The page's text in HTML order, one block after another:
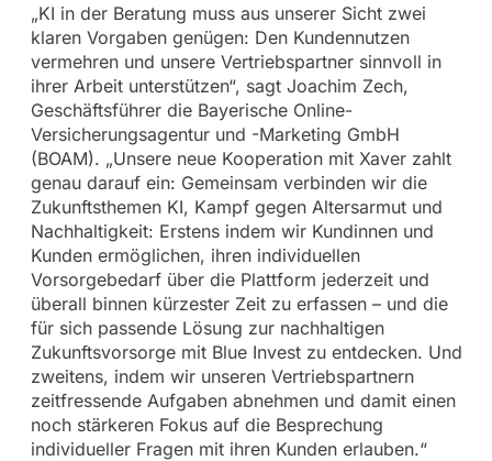
„KI in der Beratung muss aus unserer Sicht zwei
klaren Vorgaben genügen: Den Kundennutzen
vermehren und unsere Vertriebspartner sinnvoll in
ihrer Arbeit unterstützen“, sagt Joachim Zech,
Geschäftsführer die Bayerische Online-
Versicherungsagentur und -Marketing GmbH
(BOAM). „Unsere neue Kooperation mit Xaver zahlt
genau darauf ein: Gemeinsam verbinden wir die
Zukunftsthemen KI, Kampf gegen Altersarmut und
Nachhaltigkeit: Erstens indem wir Kundinnen und
Kunden ermöglichen, ihren individuellen
Vorsorgebedarf über die Plattform jederzeit und
überall binnen kürzester Zeit zu erfassen – und die
für sich passende Lösung zur nachhaltigen
Zukunftsvorsorge mit Blue Invest zu entdecken. Und
zweitens, indem wir unseren Vertriebspartnern
zeitfressende Aufgaben abnehmen und damit einen
noch stärkeren Fokus auf die Besprechung
individueller Fragen mit ihren Kunden erlauben.“